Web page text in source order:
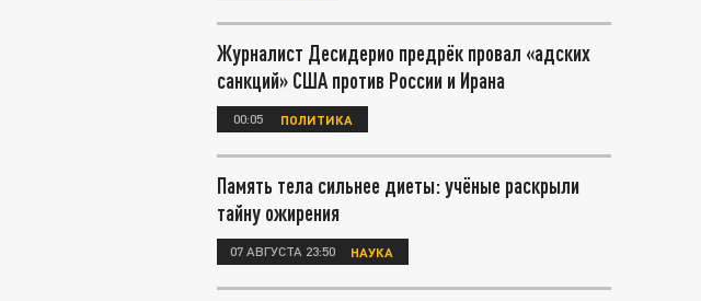
Журналист Десидерио предрёк провал «адских
санкций» США против России и Ирана
00:05 ПОЛИТИКА
Память тела сильнее диеты: учёные раскрыли
тайну ожирения
07 АВГУСТА 23:50 НАУКА